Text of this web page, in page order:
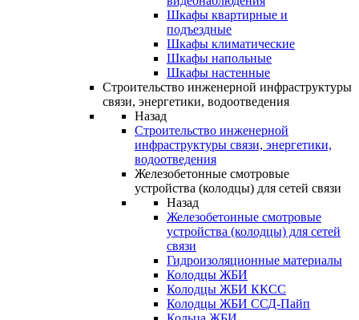
Шкафы квартирные и
подъездные
Шкафы климатические
Шкафы напольные
Шкафы настенные
Строительство инженерной инфраструктуры
связи, энергетики, водоотведения
Назад
Строительство инженерной
инфраструктуры связи, энергетики,
водоотведения
Железобетонные смотровые
устройства (колодцы) для сетей связи
Назад
Железобетонные смотровые
устройства (колодцы) для сетей
связи
Гидроизоляционные материалы
Колодцы ЖБИ
Колодцы ЖБИ ККСС
Колодцы ЖБИ ССД-Пайп